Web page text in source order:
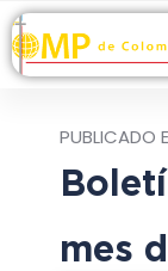
PUBLICADO
mes